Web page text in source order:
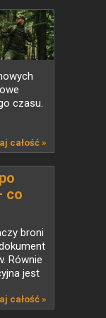
czasu.
całość »
co
broni
Równie
jest
całość »